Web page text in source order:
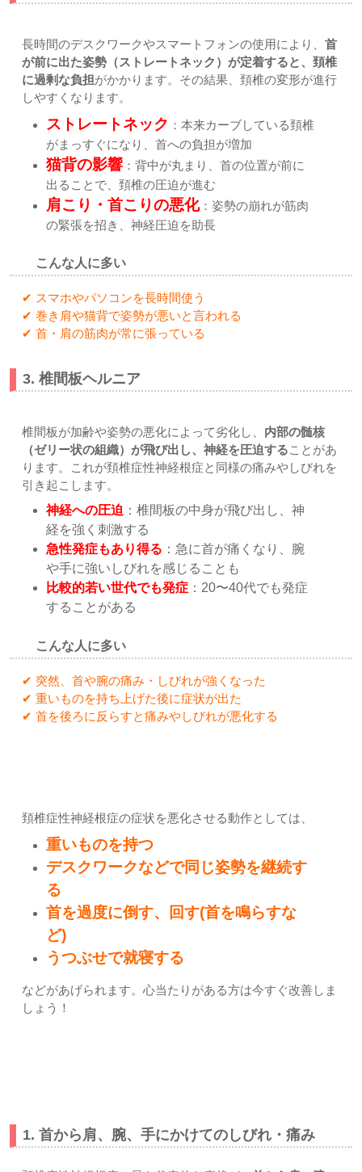
長時間のデスクワークやスマートフォンの使用により、 首
が前に出た姿勢（ストレートネック）が定着すると、頚椎
に過剰な負担がかかります。その結果、頚椎の変形が進行
しやすくなります。
ストレートネック ：本来カーブしている頚椎
がまっすぐになり、首への負担が増加
猫背の影響 ：背中が丸まり、首の位置が前に
出ることで、頚椎の圧迫が進む
肩こり・首こりの悪化：姿勢の崩れが筋肉
の緊張を招き、神経圧迫を助長
こんな人に多い
✔ スマホやパソコンを長時間使う
✔ 巻き肩や猫背で姿勢が悪いと言われる
✔ 首・肩の筋肉が常に張っている
3. 椎間板ヘルニア
椎間板が加齢や姿勢の悪化によって劣化し、 内部の髄核
（ゼリー状の組織）が飛び出し、神経を圧迫することがあ
ります。これが頚椎症性神経根症と同様の痛みやしびれを
引き起こします。
神経への圧迫 ：椎間板の中身が飛び出し、神
経を強く刺激する
急性発症もあり得る ：急に首が痛くなり、腕
や手に強いしびれを感じることも
比較的若い世代でも発症 ：20〜40代でも発症
することがある
こんな人に多い
✔ 突然、首や腕の痛み・しびれが強くなった
✔ 重いものを持ち上げた後に症状が出た
✔ 首を後ろに反らすと痛みやしびれが悪化する
頚椎症性神経根症の症状を悪化させる動作としては、
重いものを持つ
デスクワークなどで同じ姿勢を継続す
る
首を過度に倒す、回す(首を鳴らすな
ど)
うつぶせで就寝する
などがあげられます。心当たりがある方は今すぐ改善しま
しょう！
1. 首から肩、腕、手にかけてのしびれ・痛み